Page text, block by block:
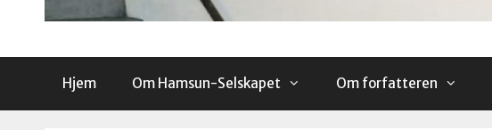
Hjem Om Hamsun-Selskapet Om forfatteren